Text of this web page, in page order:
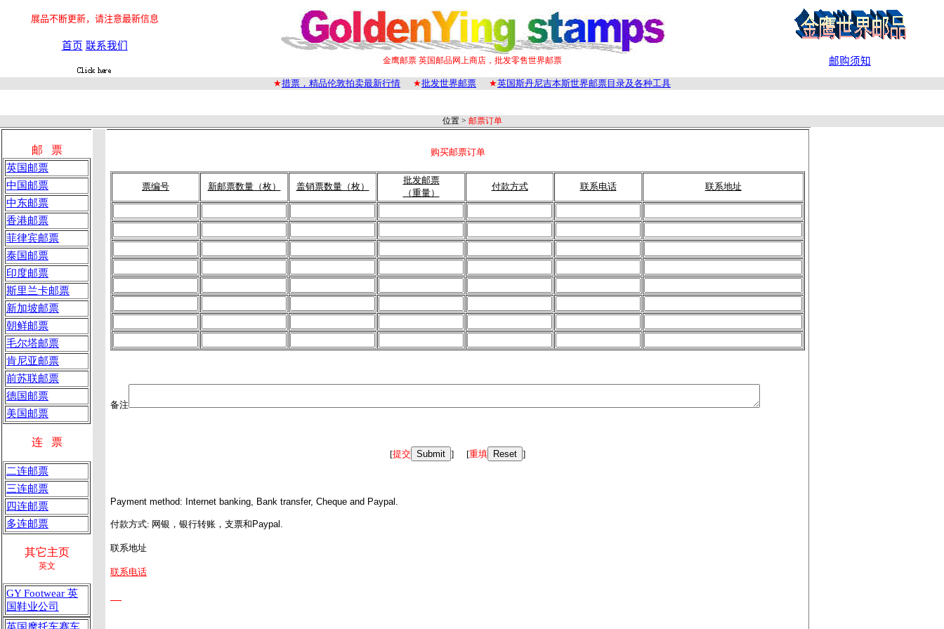
展品不断更新，请注意最新信息
首页 联系我们
金鹰邮票 英国邮品网上商店，批发零售世界邮票 邮购须知
★措票，精品伦敦拍卖最新行情 ★批发世界邮票 ★英国斯丹尼吉本斯世界邮票目录及各种工具
位置 > 邮票订单
邮 票
英国邮票
中国邮票
中东邮票
香港邮票
菲律宾邮票
泰国邮票
印度邮票
斯里兰卡邮票
新加坡邮票
朝鲜邮票
毛尔塔邮票
肯尼亚邮票
前苏联邮票
德国邮票
美国邮票
连 票
二连邮票
三连邮票
四连邮票
多连邮票
其它主页
英文
GY Footwear 英
国鞋业公司
购买邮票订单
票编号 新邮票数量（枚） 盖销票数量（枚）
批发邮票
（重量）
付款方式 联系电话 联系地址
备注
[提交 ] [重填 ]
Payment method: Internet banking, Bank transfer, Cheque and Paypal.
付款方式: 网银，银行转账，支票和 Paypal.
联系地址
联系电话